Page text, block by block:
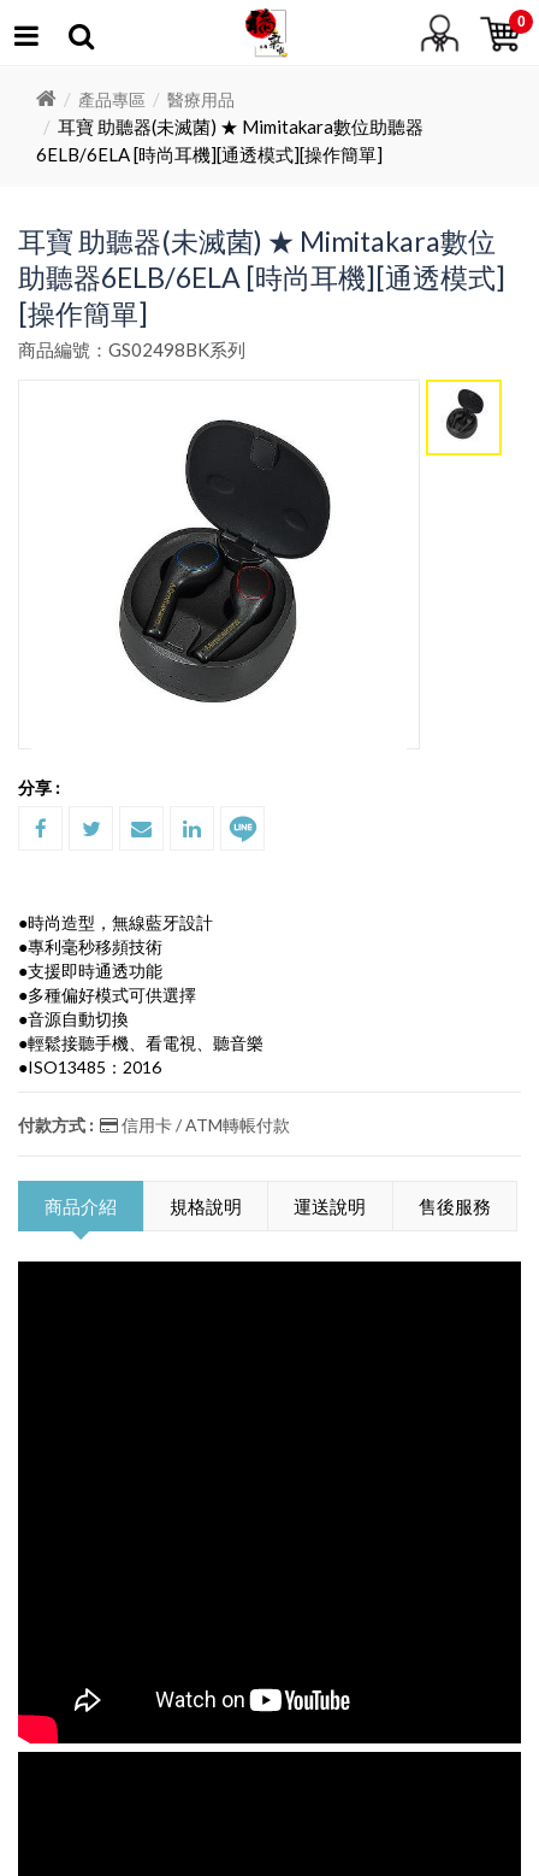
0
產品專區 醫療用品
耳寶 助聽器(未滅菌) ★ Mimitakara數位助聽器
6ELB/6ELA [時尚耳機][通透模式][操作簡單]
耳寶 助聽器(未滅菌) ★ Mimitakara數位
助聽器6ELB/6ELA [時尚耳機][通透模式]
[操作簡單]
商品編號：GS02498BK系列
分享 :
●時尚造型，無線藍牙設計
●專利毫秒移頻技術
●支援即時通透功能
●多種偏好模式可供選擇
●音源自動切換
●輕鬆接聽手機、看電視、聽音樂
●ISO13485：2016
付款方式 : 信用卡 / ATM轉帳付款
商品介紹 規格說明 運送說明 售後服務